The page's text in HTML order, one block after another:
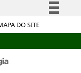
DO SITE
à informação